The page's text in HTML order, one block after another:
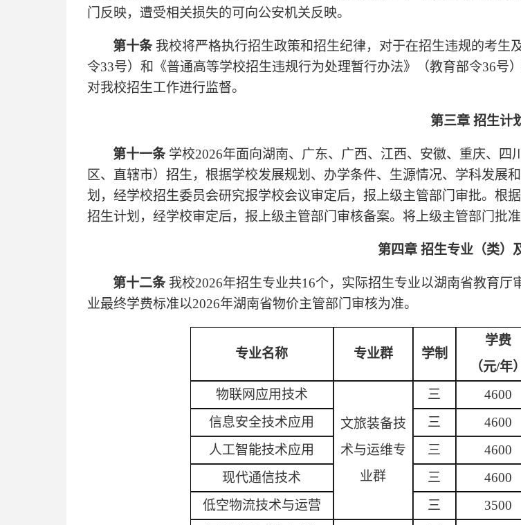
门反映，遭受相关损失的可向公安机关反映。
第十条 我校将严格执行招生政策和招生纪律，对于在招生违规的考
令33号）和《普通高等学校招生违规行为处理暂行办法》（教育部令36号
对我校招生工作进行监督。
第三章 招生计
第十一条 学校2026年面向湖南、广东、广西、江西、安徽、重庆、
区、直辖市）招生，根据学校发展规划、办学条件、生源情况、学科发展
划，经学校招生委员会研究报学校会议审定后，报上级主管部门审批。根
招生计划，经学校审定后，报上级主管部门审核备案。将上级主管部门批
第四章 招生专业（类）
第十二条 我校2026年招生专业共16个，实际招生专业以湖南省教育
业最终学费标准以2026年湖南省物价主管部门审核为准。
专业名称 专业群 学制
学费
（元/年）
物联网应用技术
文旅装备技
术与运维专
业群
三 4600
信息安全技术应用
三 4600
人工智能技术应用
三 4600
现代通信技术
三 4600
低空物流技术与运营
三 3500